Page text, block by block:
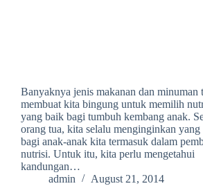
Banyaknya jenis makanan dan minuman
membuat kita bingung untuk memilih
yang baik bagi tumbuh kembang anak.
orang tua, kita selalu menginginkan yang
bagi anak-anak kita termasuk dalam
nutrisi. Untuk itu, kita perlu mengetahui
kandungan…
admin
August 21, 2014